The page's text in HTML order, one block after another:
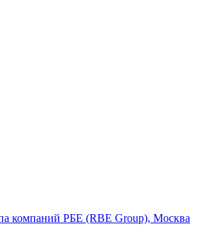
компаний РБЕ (RBE Group), Москва